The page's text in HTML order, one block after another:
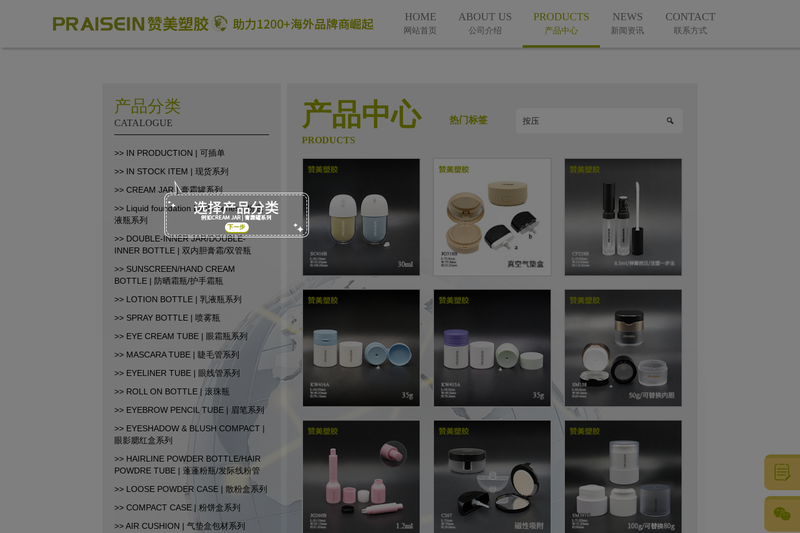
HOME
网站首页
ABOUT US
公司介绍
PRODUCTS
产品中心
NEWS
新闻资讯
CONTACT
联系方式
产品分类
CATALOGUE
>> IN PRODUCTION | 可插单
>> IN STOCK ITEM | 现货系列
>> CREAM JAR | 膏霜罐系列
>> Liquid foundation bottle series | 粉底
液瓶系列
>> DOUBLE-INNER JAR/DOUBLE-
INNER BOTTLE | 双内胆膏霜/双管瓶
>> SUNSCREEN/HAND CREAM
BOTTLE | 防晒霜瓶/护手霜瓶
>> LOTION BOTTLE | 乳液瓶系列
>> SPRAY BOTTLE | 喷雾瓶
>> EYE CREAM TUBE | 眼霜瓶系列
>> MASCARA TUBE | 睫毛管系列
>> EYELINER TUBE | 眼线管系列
>> ROLL ON BOTTLE | 滚珠瓶
>> EYEBROW PENCIL TUBE | 眉笔系列
>> EYESHADOW & BLUSH COMPACT |
眼影腮红盒系列
>> HAIRLINE POWDER BOTTLE/HAIR
POWDRE TUBE | 蓬蓬粉瓶/发际线粉管
>> LOOSE POWDER CASE | 散粉盒系列
>> COMPACT CASE | 粉饼盒系列
>> AIR CUSHION | 气垫盒包材系列
产品中心
PRODUCTS
热门标签
助力1200+海外品牌商崛起
86-18664449811\13360816451\13342702701
18664466034\13302747475
inform@praisein.com
汕头市金平工业区金兴路8号 微信号
CopyRight© 2015-2026 汕头市赞美塑料制品有限公司 All Rights Reserved.